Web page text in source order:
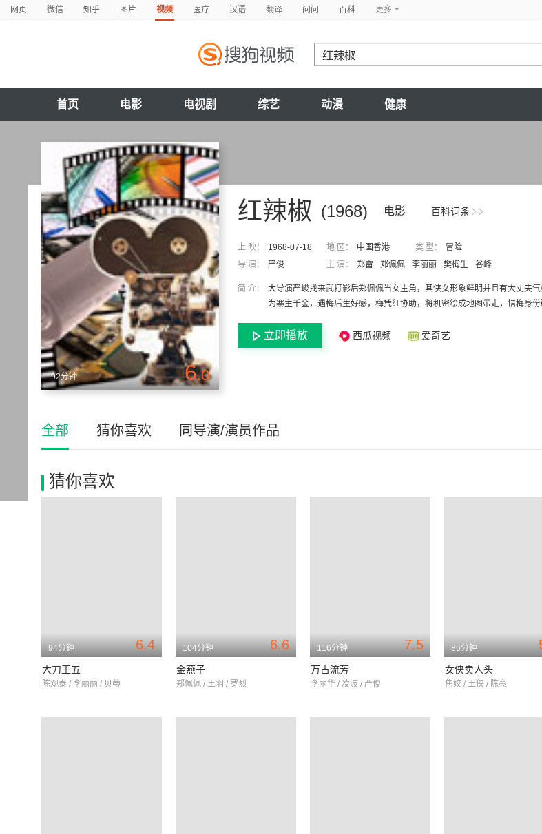
网页 微信 知乎 图片 视频 医疗 汉语 翻译 问问 百科 更多
首页 电影 电视剧 综艺 动漫 健康
92分钟 6.0
百科词条
(1968) 电影
红辣椒
上 映： 1968-07-18 地 区： 中国香港 类 型：
冒险
导 演：
严俊 主 演： 郑雷 郑佩佩 李丽丽 樊梅生 谷峰
简 介：
大导演严峻找来武打影后郑佩佩当女主角，其侠女形象鲜明并且有大丈夫
为寨主千金，遇梅后生好感，梅凭红协助，将机密绘成地图带走，惜梅身份
立即播放 西瓜视频 爱奇艺
全部 猜你喜欢 同导演/演员作品
猜你喜欢
6.4
94分钟
大刀王五
陈观泰 / 李丽丽 / 贝蒂
6.6
104分钟
金燕子
郑佩佩 / 王羽 / 罗烈
7.5
116分钟
万古流芳
李丽华 / 凌波 / 严俊
86分钟
女侠卖人头
焦姣 / 王侠 / 陈亮